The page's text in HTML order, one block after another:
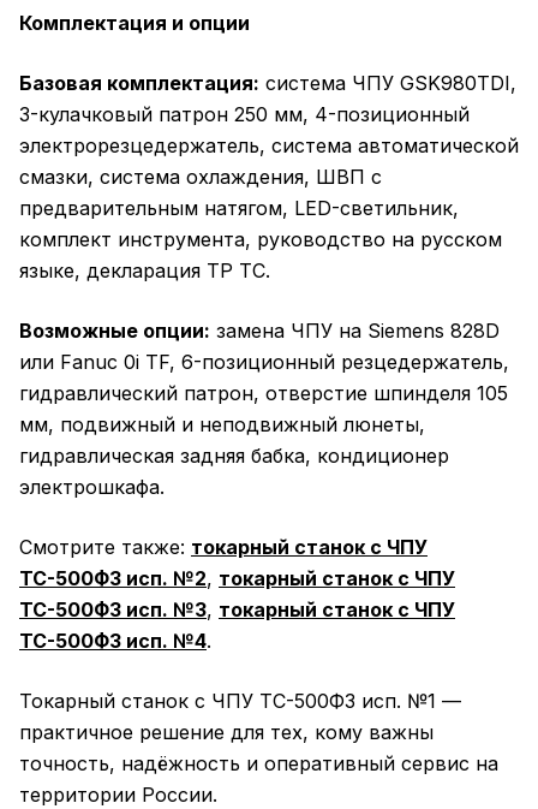
Комплектация и опции
Базовая комплектация: система ЧПУ GSK980TDI,
3-кулачковый патрон 250 мм, 4-позиционный
электрорезцедержатель, система автоматической
смазки, система охлаждения, ШВП с
предварительным натягом, LED-светильник,
комплект инструмента, руководство на русском
языке, декларация ТР ТС.
Возможные опции: замена ЧПУ на Siemens 828D
или Fanuc 0i TF, 6-позиционный резцедержатель,
гидравлический патрон, отверстие шпинделя 105
мм, подвижный и неподвижный люнеты,
гидравлическая задняя бабка, кондиционер
электрошкафа.
Смотрите также: токарный станок с ЧПУ
ТС-500Ф3 исп. №2, токарный станок с ЧПУ
ТС-500Ф3 исп. №3, токарный станок с ЧПУ
ТС-500Ф3 исп. №4.
Токарный станок с ЧПУ ТС-500Ф3 исп. №1 —
практичное решение для тех, кому важны
точность, надёжность и оперативный сервис на
территории России.